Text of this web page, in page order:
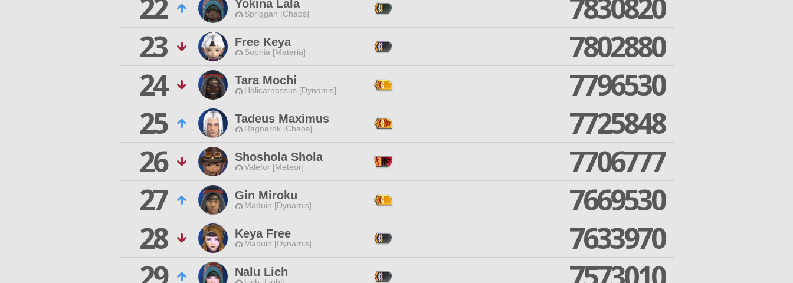
22
Yokina Lala
Spriggan [Chaos]
7830820
23
Free Keya
Sophia [Materia]
7802880
24
Tara Mochi
Halicarnassus [Dynamis]
7796530
25
Tadeus Maximus
Ragnarok [Chaos]
7725848
26
Shoshola Shola
Valefor [Meteor]
7706777
27
Gin Miroku
Maduin [Dynamis]
7669530
28
Keya Free
Maduin [Dynamis]
7633970
Nalu Lich